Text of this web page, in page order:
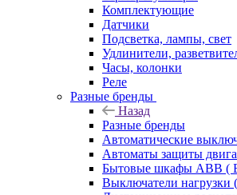
Комплектующие
Датчики
Подсветка, лампы, свет
Удлинители,
Часы, колонки
Реле
Разные бренды
Назад
Разные бренды
Автоматические
Автоматы защиты
Бытовые шкафы ABB (
Выключатели нагрузки